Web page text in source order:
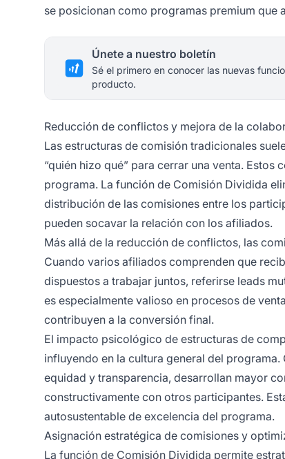
se posicionan como programas premium que
Únete a nuestro boletín
Sé el primero en conocer las nuevas
producto.
Reducción de conflictos y mejora de la
Las estructuras de comisión tradicionales
“quién hizo qué” para cerrar una venta.
programa. La función de Comisión Dividida
distribución de las comisiones entre los
pueden socavar la relación con los afiliados.
Más allá de la reducción de conflictos, las
Cuando varios afiliados comprenden que
dispuestos a trabajar juntos, referirse leads
es especialmente valioso en procesos de
contribuyen a la conversión final.
El impacto psicológico de estructuras de
influyendo en la cultura general del
equidad y transparencia, desarrollan mayor
constructivamente con otros participantes.
autosustentable de excelencia del programa.
Asignación estratégica de comisiones y
La función de Comisión Dividida permite